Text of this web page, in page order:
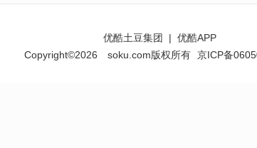
优酷土豆集团 | 优酷APP
Copyright©2026
soku.com版权所有 京ICP备